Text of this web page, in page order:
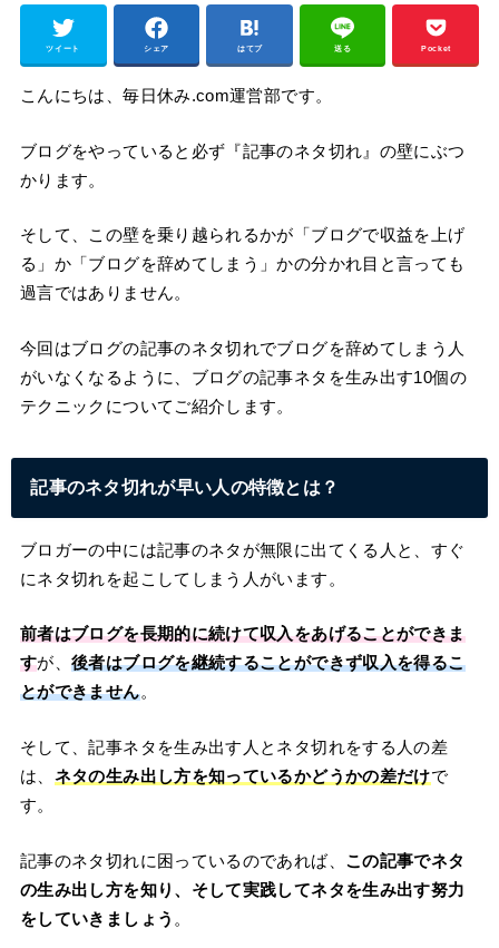
ツイート シェア はてブ 送る Pocket
こんにちは、毎日休み.com運営部です。
ブログをやっていると必ず『記事のネタ切れ』の壁にぶつ
かります。
そして、この壁を乗り越られるかが「ブログで収益を上げ
る」か「ブログを辞めてしまう」かの分かれ目と言っても
過言ではありません。
今回はブログの記事のネタ切れでブログを辞めてしまう人
がいなくなるように、ブログの記事ネタを生み出す10個の
テクニックについてご紹介します。
記事のネタ切れが早い人の特徴とは？
ブロガーの中には記事のネタが無限に出てくる人と、すぐ
にネタ切れを起こしてしまう人がいます。
前者はブログを長期的に続けて収入をあげることができま
すが、後者はブログを継続することができず収入を得るこ
とができません。
そして、記事ネタを生み出す人とネタ切れをする人の差
は、 ネタの生み出し方を知っているかどうかの差だけで
す。
記事のネタ切れに困っているのであれば、 この記事でネタ
の生み出し方を知り、そして実践してネタを生み出す努力
をしていきましょう 。